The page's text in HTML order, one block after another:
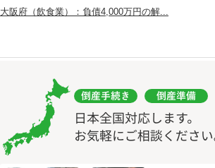
大阪府（飲食業）：負債4,000万円の解...